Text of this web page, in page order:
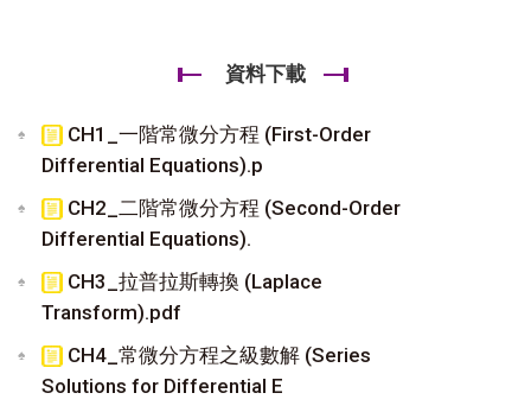
資料下載
CH1_一階常微分方程 (First-Order
Differential Equations).p
CH2_二階常微分方程 (Second-Order
Differential Equations).
CH3_拉普拉斯轉換 (Laplace
Transform).pdf
CH4_常微分方程之級數解 (Series
Solutions for Differential E